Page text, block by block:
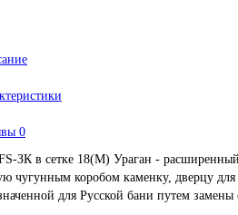
0
ЗК в сетке 18(М) Ураган -
чугунным коробом каменку, дверцу
для Русской бани путем